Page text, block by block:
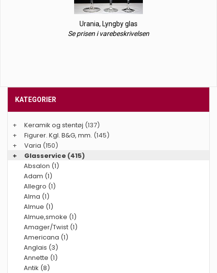
Urania, Lyngby glas
Se prisen i varebeskrivelsen
KATEGORIER
+ Keramik og stentøj (137)
+
Figurer. Kgl. B&G, mm. (145)
+
Varia (150)
+
Glasservice (415)
Absalon (1)
Adam (1)
Allegro (1)
Alma (1)
Almue (1)
Almue,smoke (1)
Amager/Twist (1)
Americana (1)
Anglais (3)
Annette (1)
Antik (8)